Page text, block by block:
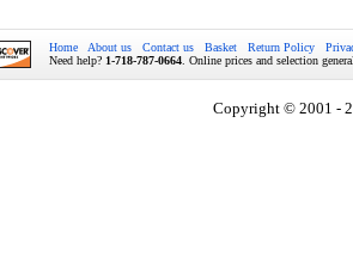
Home About us Contact us Basket Return Policy
Need help? 1-718-787-0664 . Online prices and selection
Copyright © 2001 -